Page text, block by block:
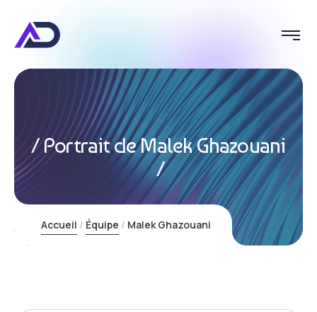
Portrait de Malek Ghazouani
Accueil Équipe Malek Ghazouani